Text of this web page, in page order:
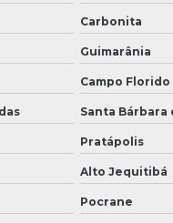
Carbonita
Guimarânia
Campo Florido
Santa Bárbara
Pratápolis
Alto Jequitibá
Pocrane